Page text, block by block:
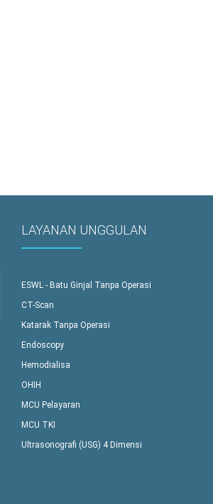
LAYANAN UNGGULAN
ESWL - Batu Ginjal Tanpa Operasi
CT-Scan
Katarak Tanpa Operasi
Endoscopy
Hemodialisa
OHIH
MCU Pelayaran
MCU TKI
Ultrasonografi (USG) 4 Dimensi